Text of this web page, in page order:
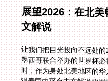
展望2026：在北
文解说
让我们把目光投向不远处
墨西哥联合举办的世界杯必
时，作为身处北美地区的华
观看国内平台中文解说的困
视频集锦和特色栏目，还是
业解说员的激情点评，提前
将是你的最佳观赛伴侣。想
家中，通过流畅的网络，与
一次欢呼与叹息，那份跨越